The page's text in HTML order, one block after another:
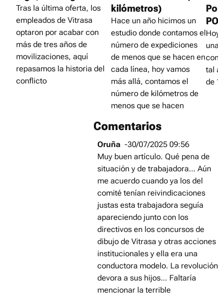
Tras la última oferta, los
empleados de Vitrasa
optaron por acabar con
más de tres años de
movilizaciones, aquí
repasamos la historia del
conflicto
kilómetros)
Hace un año hicimos un
estudio donde contamos el
número de expediciones
de menos que se hacen en
cada línea, hoy vamos
más allá, contamos el
número de kilómetros de
menos que se hacen
tal
de
Comentarios
Oruña -30/07/2025 09:56
Muy buen artículo. Qué pena de
situación y de trabajadora… Aún
me acuerdo cuando ya los del
comité tenían reivindicaciones
justas esta trabajadora seguía
apareciendo junto con los
directivos en los concursos de
dibujo de Vitrasa y otras acciones
institucionales y ella era una
conductora modelo. La revolución
devora a sus hijos… Faltaría
mencionar la terrible